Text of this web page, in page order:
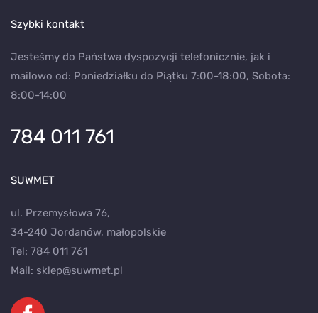
Szybki kontakt
Jesteśmy do Państwa dyspozycji telefonicznie, jak i
mailowo od: Poniedziałku do Piątku 7:00-18:00, Sobota:
8:00-14:00
784 011 761
SUWMET
ul. Przemysłowa 76,
34-240 Jordanów, małopolskie
Tel: 784 011 761
Mail: sklep@suwmet.pl